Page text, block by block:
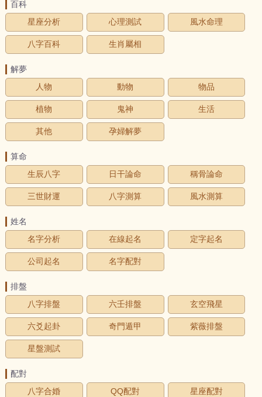
百科
星座分析
心理測試 風水命理
八字百科 生肖屬相
解夢
人物
動物 物品
植物 鬼神 生活
其他 孕婦解夢
算命
生辰八字
日干論命 稱骨論命
三世財運 八字測算 風水測算
姓名
名字分析
在線起名 定字起名
公司起名 名字配對
排盤
八字排盤
六壬排盤 玄空飛星
六爻起卦 奇門遁甲 紫薇排盤
星盤測試
配對
八字合婚
QQ配對 星座配對